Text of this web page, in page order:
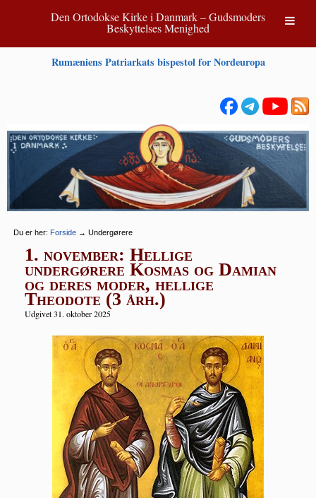
Den Ortodokse Kirke i Danmark – Gudsmoders
Beskyttelses Menighed
Rumæniens Patriarkats bispestol for Nordeuropa
Du er her: Forside → Undergørere
1. november: Hellige
undergørere Kosmas og Damian
og deres moder, hellige
Theodote (3 årh.)
Udgivet 31. oktober 2025